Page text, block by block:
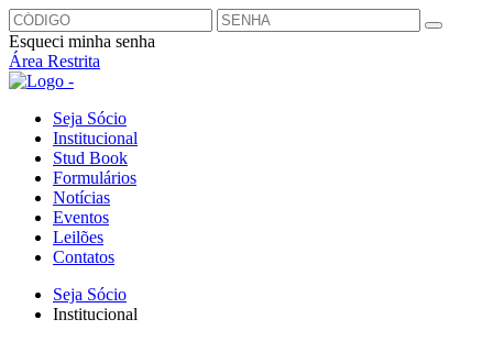
Esqueci minha senha
Área Restrita
Seja Sócio
Institucional
Stud Book
Formulários
Notícias
Eventos
Leilões
Contatos
Seja Sócio
Institucional